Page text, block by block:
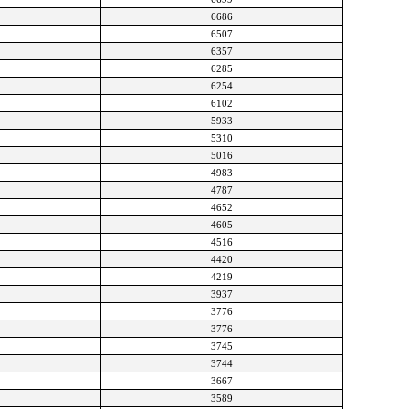
6686
6507
6357
6285
6254
6102
5933
5310
5016
4983
4787
4652
4605
4516
4420
4219
3937
3776
3776
3745
3744
3667
3589